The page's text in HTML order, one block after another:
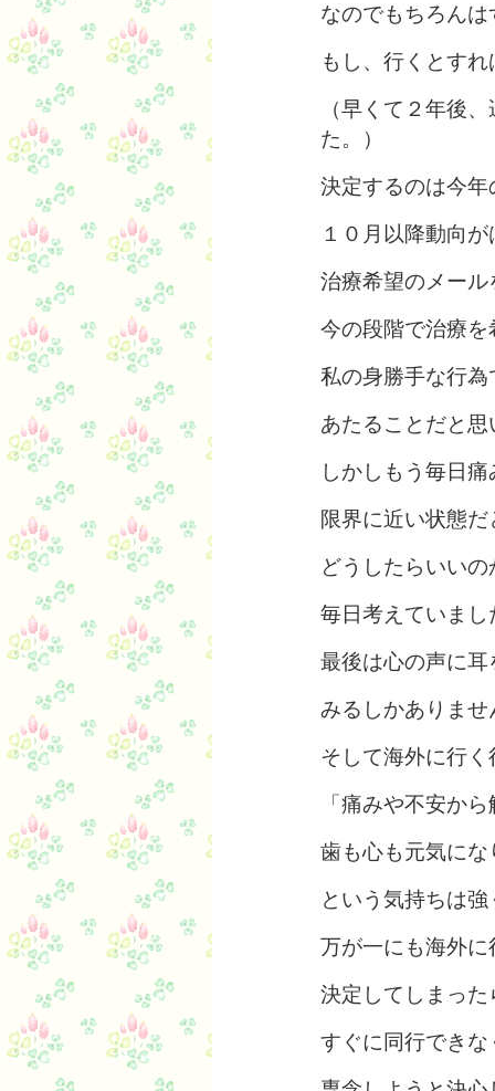
なのでもちろん
もし、行くとす
（早くて２年後
た。）
決定するのは今
１０月以降動向
治療希望のメー
今の段階で治療
私の身勝手な行
あたることだと
しかしもう毎日
限界に近い状態
どうしたらいい
毎日考えていまし
最後は心の声に耳
みるしかありませ
そして海外に行
「痛みや不安か
歯も心も元気にな
という気持ちは
万が一にも海外に
決定してしまった
すぐに同行でき